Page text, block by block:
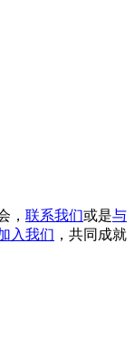
， 联系我们或是与
入我们 ，共同成就